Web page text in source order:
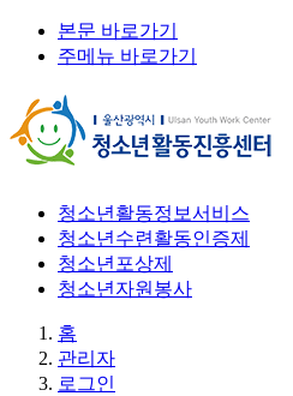
본문 바로가기
주메뉴 바로가기
청소년활동정보서비스
청소년수련활동인증제
청소년포상제
청소년자원봉사
홈
관리자
로그인